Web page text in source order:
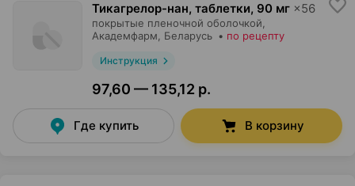
Тикагрелор-нан, таблетки, 90 мг ×56
покрытые пленочной оболочкой,
Академфарм , Беларусь • по рецепту
Инструкция
97,60 — 135,12 р.
Где купить В корзину